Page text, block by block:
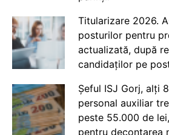
Titularizare 2026.
posturilor pentru
actualizată, după
candidaților pe
Șeful ISJ Gorj, alți
personal auxiliar
peste 55.000 de
pentru decontarea